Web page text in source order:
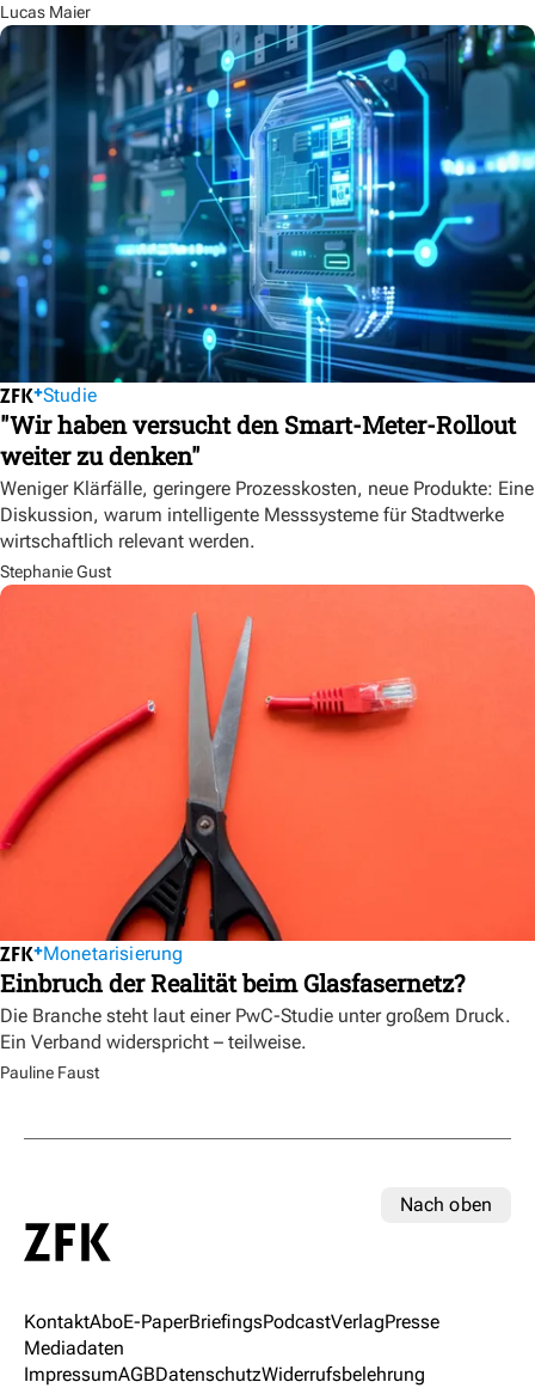
Lucas Maier
Studie
"Wir haben versucht den Smart-Meter-Rollout
weiter zu denken"
Weniger Klärfälle, geringere Prozesskosten, neue Produkte: Eine
Diskussion, warum intelligente Messsysteme für Stadtwerke
wirtschaftlich relevant werden.
Stephanie Gust
Monetarisierung
Einbruch der Realität beim Glasfasernetz?
Die Branche steht laut einer PwC-Studie unter großem Druck.
Ein Verband widerspricht – teilweise.
Pauline Faust
Nach oben
KontaktAboE-PaperBriefingsPodcastVerlagPresse
Mediadaten
ImpressumAGBDatenschutzWiderrufsbelehrung